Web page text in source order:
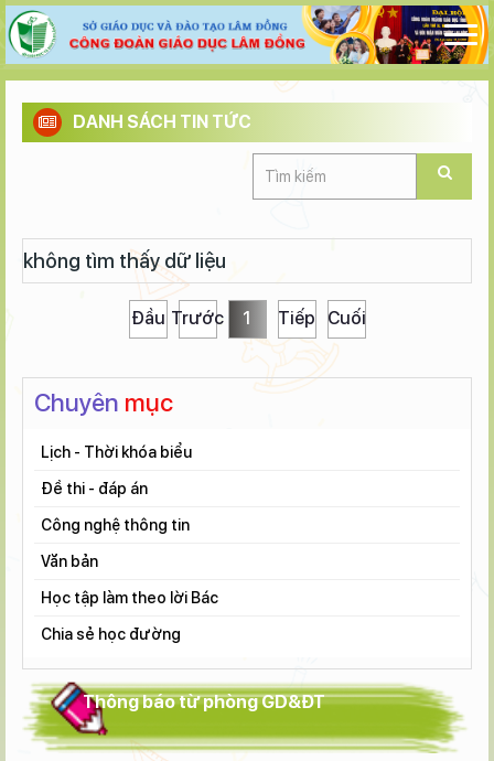
DANH SÁCH TIN TỨC
không tìm thấy dữ liệu
Đầu Trước 1 Tiếp Cuối
Chuyên mục
Lịch - Thời khóa biểu
Đề thi - đáp án
Công nghệ thông tin
Văn bản
Học tập làm theo lời Bác
Chia sẻ học đường
Thông báo từ phòng GD&ĐT